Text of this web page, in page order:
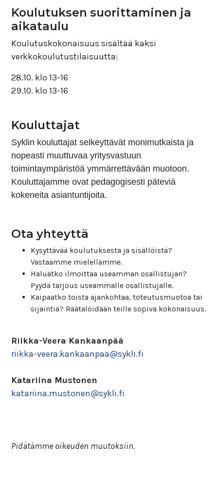
Koulutuksen suorittaminen ja
aikataulu
Koulutuskokonaisuus sisältää kaksi
verkkokoulutustilaisuutta:
28.10. klo 13-16
29.10. klo 13-16
Kouluttajat
Syklin kouluttajat selkeyttävät monimutkaista ja
nopeasti muuttuvaa yritysvastuun
toimintaympäristöä ymmärrettävään muotoon.
Kouluttajamme ovat pedagogisesti päteviä
kokeneita asiantuntijoita.
Ota yhteyttä
Kysyttävää koulutuksesta ja sisällöistä?
Vastaamme mielellämme.
Haluatko ilmoittaa useamman osallistujan?
Pyydä tarjous useammalle osallistujalle.
Kaipaatko toista ajankohtaa, toteutusmuotoa tai
sijaintia? Räätälöidään teille sopiva kokonaisuus.
Riikka-Veera Kankaanpää
riikka-veera.kankaanpaa@sykli.fi
Katariina Mustonen
katariina.mustonen@sykli.fi
Pidätämme oikeuden muutoksiin.